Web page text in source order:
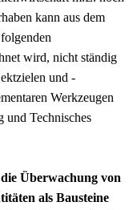
kann aus dem
wird, nicht ständig
und -
Werkzeugen
und Technisches
Überwachung von
als Bausteine